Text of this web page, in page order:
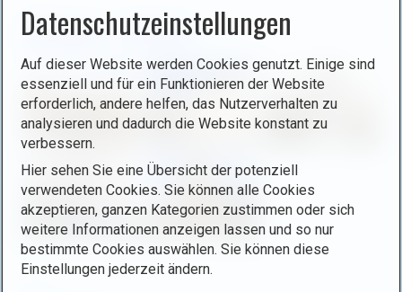
Alzingen - Alzeng
Datenschutzeinstellungen
Auf dieser Website werden Cookies genutzt. Einige sind
essenziell und für ein Funktionieren der Website
erforderlich, andere helfen, das Nutzerverhalten zu
analysieren und dadurch die Website konstant zu
verbessern.
Hier sehen Sie eine Übersicht der potenziell
verwendeten Cookies. Sie können alle Cookies
akzeptieren, ganzen Kategorien zustimmen oder sich
weitere Informationen anzeigen lassen und so nur
bestimmte Cookies auswählen. Sie können diese
Einstellungen jederzeit ändern.